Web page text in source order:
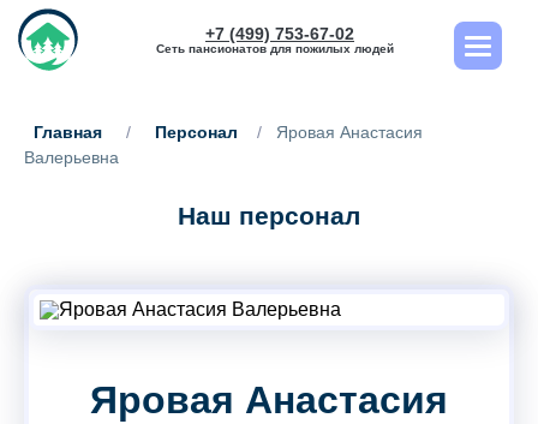
+7 (499) 753-67-02
Сеть пансионатов для пожилых людей
Главная / Персонал /
Яровая Анастасия
Валерьевна
Наш персонал
Яровая Анастасия